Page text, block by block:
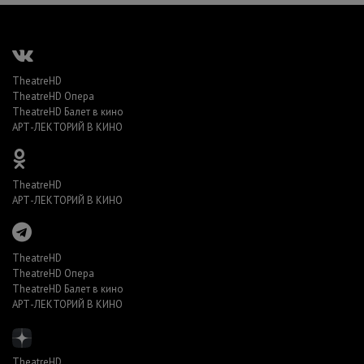
TheatreHD
TheatreHD Опера
TheatreHD Балет в кино
АРТ-ЛЕКТОРИЙ В КИНО
TheatreHD
АРТ-ЛЕКТОРИЙ В КИНО
TheatreHD
TheatreHD Опера
TheatreHD Балет в кино
АРТ-ЛЕКТОРИЙ В КИНО